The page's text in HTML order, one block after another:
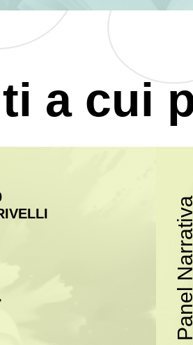
a cui
Panel Narrativa